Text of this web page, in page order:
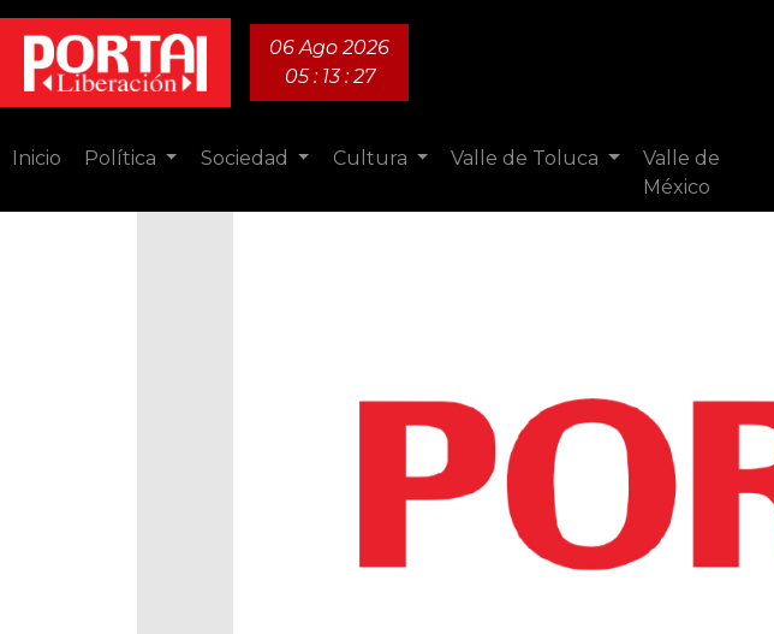
06 Ago 2026
05 : 13 : 28
Inicio Política Sociedad Cultura Valle de Toluca
Valle de
México